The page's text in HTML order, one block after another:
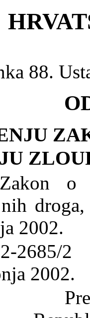
88.
Zakon
2002.
2685/2
2002.